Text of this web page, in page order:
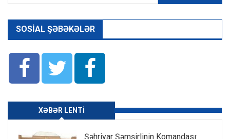
SOSIAL ŞƏBƏKƏLƏR
XƏBƏR LENTI
Şəhriyar Şəmşirlinin Komandası: